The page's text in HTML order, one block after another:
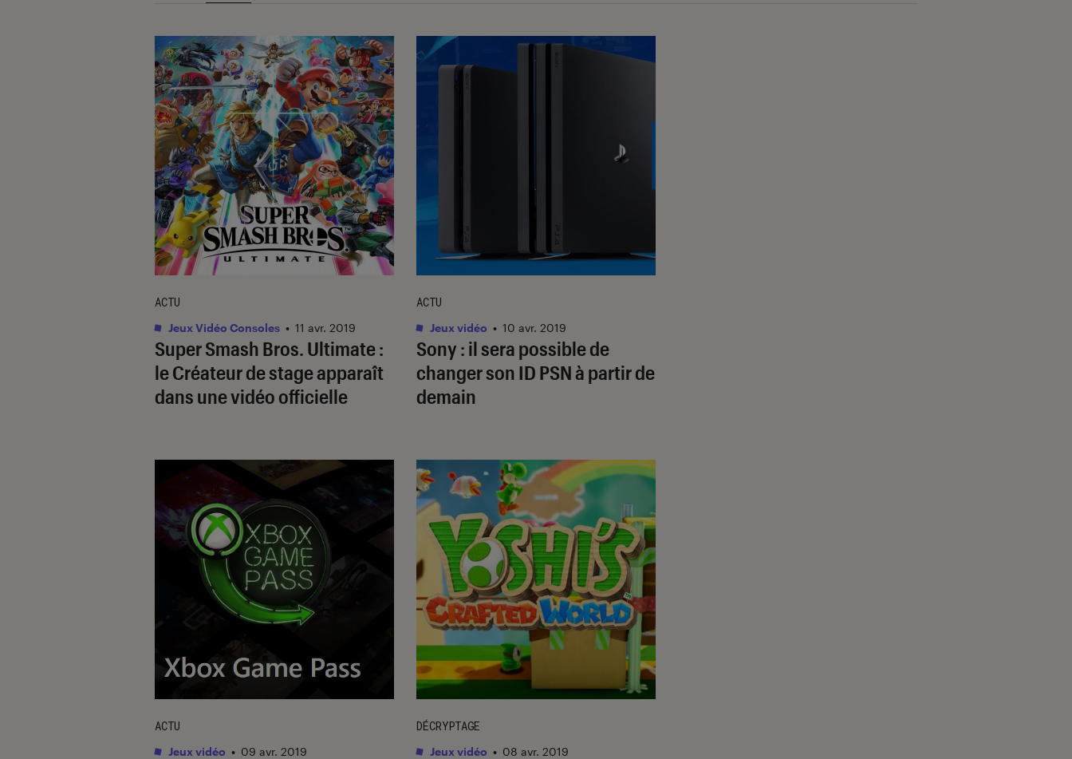
Super Smash Bros. Ultimate :
le Créateur de stage apparaît
dans une vidéo officielle
ACTU
Jeux Vidéo Consoles • 11 avr. 2019
Sony : il sera possible de
changer son ID PSN à partir de
demain
ACTU
Jeux vidéo • 10 avr. 2019
ACTU
Jeux vidéo • 09 avr. 2019
DÉCRYPTAGE
Jeux vidéo • 08 avr. 2019